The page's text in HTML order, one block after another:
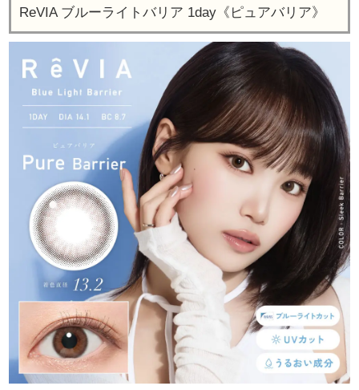
ReVIA ブルーライトバリア 1day《ピュアバリア》